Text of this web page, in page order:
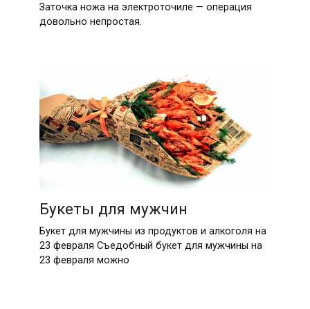
Заточка ножа на электроточиле — операция
довольно непростая.
Букеты для мужчин
Букет для мужчины из продуктов и алкоголя на
23 февраля Съедобный букет для мужчины на
23 февраля можно